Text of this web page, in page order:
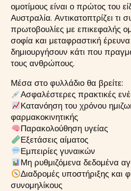
ομοτίμους είναι ο πρώτος του
Αυστραλία. Αντικατοπτρίζει τι
πρωτοβουλίες με επικεφαλής
σοφία και μεταφραστική
δημιουργήσουν κάτι που
τους ανθρώπους.
Μέσα στο φυλλάδιο θα βρείτε:
Ασφαλέστερες πρακτικές
Κατανόηση του χρόνου
φαρμακοκινητικής
Παρακολούθηση υγείας
Εξετάσεις αίματος
Εμπειρίες γυναικών
Μη ρυθμιζόμενα δεδομένα
Διαδρομές υποστήριξης και
συνομηλίκους